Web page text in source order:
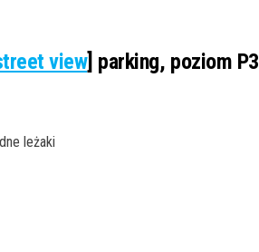
view] parking, poziom P3
leżaki